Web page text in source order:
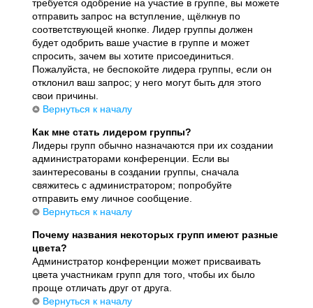
требуется одобрение на участие в группе, вы можете
отправить запрос на вступление, щёлкнув по
соответствующей кнопке. Лидер группы должен
будет одобрить ваше участие в группе и может
спросить, зачем вы хотите присоединиться.
Пожалуйста, не беспокойте лидера группы, если он
отклонил ваш запрос; у него могут быть для этого
свои причины.
Вернуться к началу
Как мне стать лидером группы?
Лидеры групп обычно назначаются при их создании
администраторами конференции. Если вы
заинтересованы в создании группы, сначала
свяжитесь с администратором; попробуйте
отправить ему личное сообщение.
Вернуться к началу
Почему названия некоторых групп имеют разные
цвета?
Администратор конференции может присваивать
цвета участникам групп для того, чтобы их было
проще отличать друг от друга.
Вернуться к началу